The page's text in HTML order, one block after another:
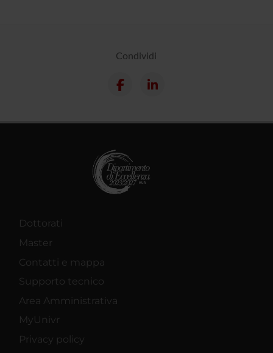
Condividi
Dottorati
Master
Contatti e mappa
Supporto tecnico
Area Amministrativa
MyUnivr
Privacy policy